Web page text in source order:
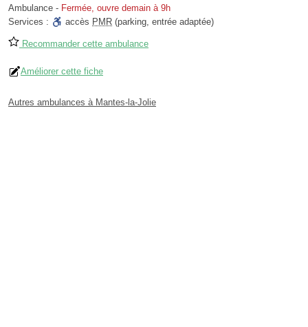
Ambulance - Fermée, ouvre demain à 9h
Services :
accès PMR (parking, entrée adaptée)
Recommander cette ambulance
Améliorer cette fiche
Autres ambulances à Mantes-la-Jolie